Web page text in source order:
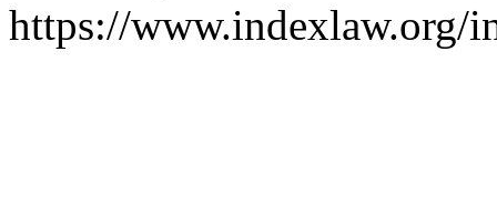
https://www.indexlaw.org/